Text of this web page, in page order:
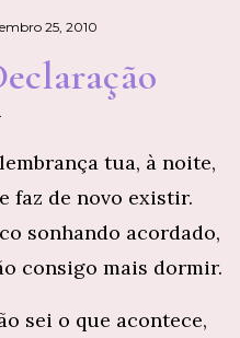
25, 2010
tua, à noite,
faz de novo existir.
sonhando acordado,
consigo mais dormir.
sei o que acontece,